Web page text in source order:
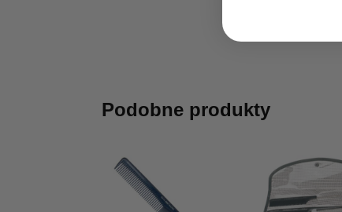
Podobne produkty